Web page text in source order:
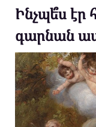
Ինչպե՞ս
գարնան